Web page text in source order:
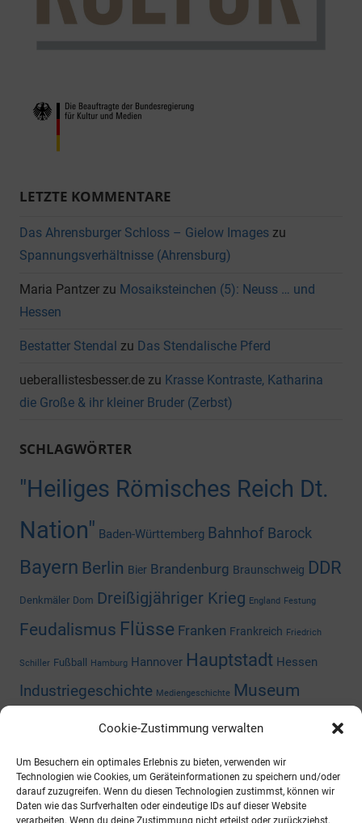
Cookie-Zustimmung verwalten
Um Besuchern ein optimales Erlebnis zu bieten, verwenden wir
Technologien wie Cookies, um Geräteinformationen zu speichern und/oder
darauf zuzugreifen. Wenn du diesen Technologien zustimmst, können wir
Daten wie das Surfverhalten oder eindeutige IDs auf dieser Website
verarbeiten. Wenn du deine Zustimmung nicht erteilst oder zurückziehst,
LETZTE KOMMENTARE
Das Ahrensburger Schloss – Gielow Images zu
Spannungsverhältnisse (Ahrensburg)
Maria Pantzer zu Mosaiksteinchen (5): Neuss … und
Hessen
Bestatter Stendal zu Das Stendalische Pferd
ueberallistesbesser.de zu Krasse Kontraste, Katharina
die Große & ihr kleiner Bruder (Zerbst)
SCHLAGWÖRTER
"Heiliges Römisches Reich Dt.
Nation" Baden-Württemberg Bahnhof Barock
Bayern Berlin Bier Brandenburg Braunschweig DDR
Denkmäler Dom Dreißigjähriger Krieg England Festung
Feudalismus Flüsse Franken Frankreich Friedrich
Schiller Fußball Hamburg Hannover Hauptstadt Hessen
Industriegeschichte Mediengeschichte Museum
Niedersachsen
Preußen Rhein Rheinland-Pfalz
Sachsen-Anhalt Schloss Shoppingcenter Thüringen
Universität Wald Zweiter Weltkrieg Österreich